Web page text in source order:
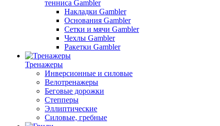
тенниса Gambler
Накладки Gambler
Основания Gambler
Сетки и мячи Gambler
Чехлы Gambler
Ракетки Gambler
Тренажеры
Инверсионные и силовые
Велотренажеры
Беговые дорожки
Степперы
Эллиптические
Силовые, гребные